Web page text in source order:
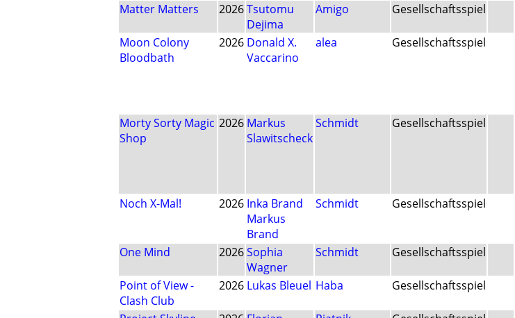
Matter Matters 2026Tsutomu
Dejima
Amigo Gesellschaftsspiel
Moon Colony
Bloodbath
2026 Donald X.
Vaccarino
alea Gesellschaftsspiel
Morty Sorty Magic
Shop
2026 Markus
Slawitscheck
Schmidt Gesellschaftsspiel
Noch X-Mal! 2026 Inka Brand
Markus
Brand
Schmidt Gesellschaftsspiel
One Mind 2026Sophia
Wagner
Schmidt Gesellschaftsspiel
Point of View -
Clash Club
2026 Lukas Bleuel Haba Gesellschaftsspiel